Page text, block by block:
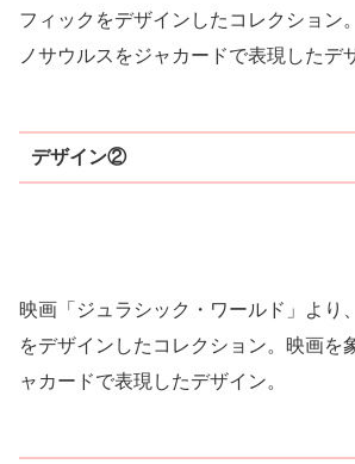
フィックをデザインしたコレクション
ノサウルスをジャカードで表現したデ
デザイン②
映画「ジュラシック・ワールド」より
をデザインしたコレクション。映画を
ャカードで表現したデザイン。